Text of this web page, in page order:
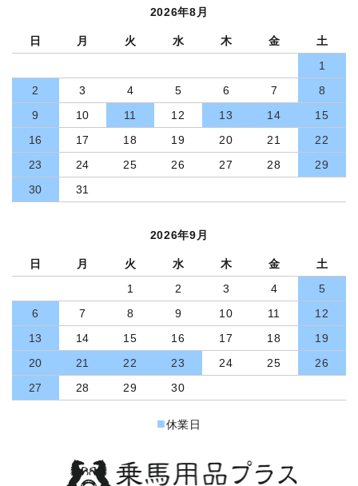
2026年8月
日 月 火 水 木 金
土
1
2
3 4 5 6 7
8
9
10 11 12 13 14
15
16
17 18 19 20 21
22
23
24 25 26 27 28
29
30
31
2026年9月
日 月 火 水 木 金
土
1
2 3 4
5
6
7 8 9 10 11
12
13
14 15 16 17 18
19
20
21 22 23 24 25
26
27
28 29 30
■休業日